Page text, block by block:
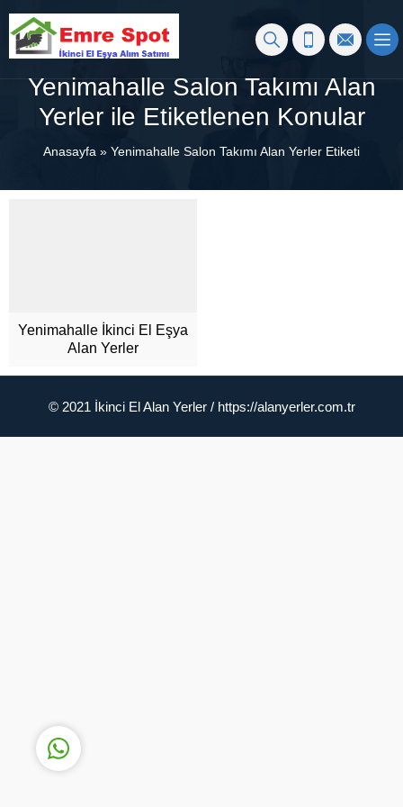
Yenimahalle Salon Takımı Alan
Yerler ile Etiketlenen Konular
Anasayfa » Yenimahalle Salon Takımı Alan Yerler Etiketi
Yenimahalle İkinci El Eşya
Alan Yerler
© 2021 İkinci El Alan Yerler / https://alanyerler.com.tr